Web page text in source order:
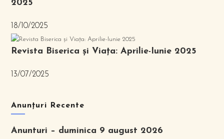
2025
18/10/2025
Revista Biserica și Viața: Aprilie-Iunie 2025
13/07/2025
Anunțuri Recente
Anunturi – duminica 9 august 2026